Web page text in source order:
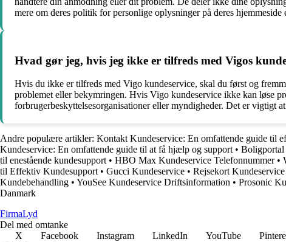
mere om deres politik for personlige oplysninger på deres
Hvad gør jeg, hvis jeg ikke er tilfreds med Vigos
Hvis du ikke er tilfreds med Vigo kundeservice, skal du først og
problemet eller bekymringen. Hvis Vigo kundeservice ikke kan løse
forbrugerbeskyttelsesorganisationer eller myndigheder. Det er vigtigt
Andre populære artikler: Kontakt Kundeservice: En omfattende guide til
Kundeservice: En omfattende guide til at få hjælp og support•
til enestående kundesupport• HBO Max Kundeservice Telefonnummer•
til Effektiv Kundesupport• Gucci Kundeservice • Rejsekort
Kundebehandling • YouSee Kundeservice Driftsinformation • Prosonic
Danmark
FirmaLyd
Del med omtanke
X
Facebook Instagram LinkedIn YouTube